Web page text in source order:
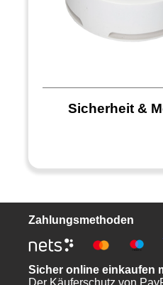
Sicherheit &
Zahlungsmethoden
Sicher online einkaufen
Der Käuferschutz von